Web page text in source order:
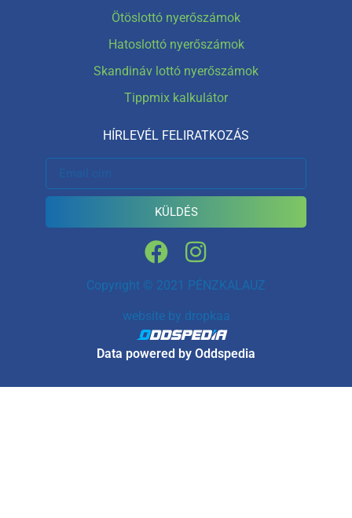
Ötöslottó nyerőszámok
Hatoslottó nyerőszámok
Skandináv lottó nyerőszámok
Tippmix kalkulátor
HÍRLEVÉL FELIRATKOZÁS
KÜLDÉS
Copyright © 2021 PÉNZKALAUZ
website by dropkaa
Data powered by Oddspedia